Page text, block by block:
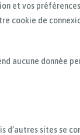
et vos
cookie de
aucune donnée
sites se